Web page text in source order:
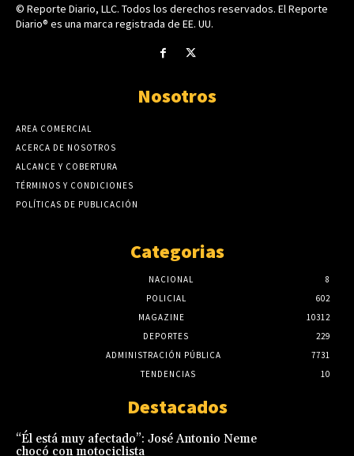
© Reporte Diario, LLC. Todos los derechos reservados. El Reporte
Diario® es una marca registrada de EE. UU.
Nosotros
AREA COMERCIAL
ACERCA DE NOSOTROS
ALCANCE Y COBERTURA
TÉRMINOS Y CONDICIONES
POLÍTICAS DE PUBLICACIÓN
Categorias
NACIONAL
8
POLICIAL
602
MAGAZINE
10312
DEPORTES
229
ADMINISTRACIÓN PÚBLICA
7731
TENDENCIAS
10
Destacados
“Él está muy afectado”: José Antonio Neme
chocó con motociclista